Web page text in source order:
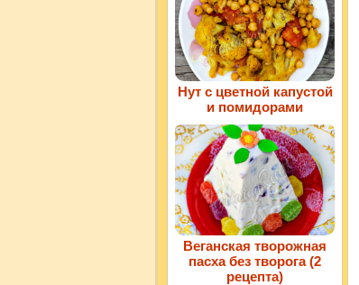
Нут с цветной капустой
и помидорами
Веганская творожная
пасха без творога (2
рецепта)